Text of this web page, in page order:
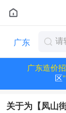
广东
广东造价
区
关于为【凤山